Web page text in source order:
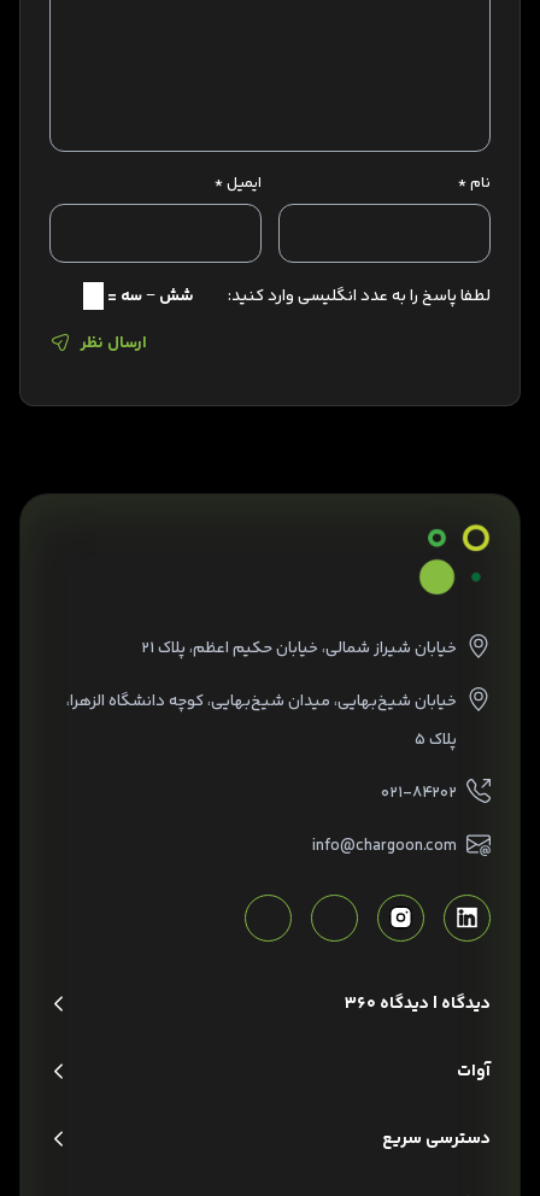
نام* ایمیل*
لطفا پاسخ را به عدد انگلیسی وارد کنید:
شش − سه =
ارسال نظر
خیابان شیراز شمالی، خیابان حکیم اعظم، پلاک ۲۱
خیابان شیخ‌بهایی، میدان شیخ‌بهایی، کوچه دانشگاه الزهرا،
پلاک ۵
۰۲۱-۸۴۲۰۲
info@chargoon.com
دیدگاه | دیدگاه 360
آوات
دسترسی سریع